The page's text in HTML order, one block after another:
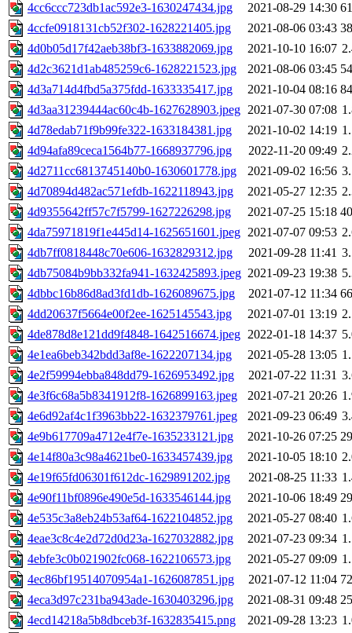
4cc6ccc723db1ac592e3-1630247434.jpg 2021-08-29 14:30
4ccfe0918131cb52f302-1628221405.jpg
2021-08-06 03:43
4d0b05d17f42aeb38bf3-1633882069.jpg
2021-10-10 16:07
4d2c3621d1ab485259c6-1628221523.jpg
2021-08-06 03:45
4d3a714d4fbd5a375fdd-1633335417.jpg
2021-10-04 08:16
4d3aa31239444ac60c4b-1627628903.jpeg 2021-07-30 07:08
4d78edab71f9b99fe322-1633184381.jpg
2021-10-02 14:19
4d94afa89ceca1564b77-1668937796.jpg
2022-11-20 09:49
4d2711cc6813745140b0-1630601778.jpg
2021-09-02 16:56
4d70894d482ac571efdb-1622118943.jpg
2021-05-27 12:35
4d9355642ff57c7f5799-1627226298.jpg
2021-07-25 15:18
4da75971819f1e445d14-1625651601.jpeg 2021-07-07 09:53
4db7ff0818448c70e606-1632829312.jpg
2021-09-28 11:41
4db75084b9bb332fa941-1632425893.jpeg 2021-09-23 19:38
4dbbc16b86d8ad3fd1db-1626089675.jpg
2021-07-12 11:34
4dd20637f5664e00f2ee-1625145543.jpg
2021-07-01 13:19
4de878d8e121dd9f4848-1642516674.jpeg 2022-01-18 14:37
4e1ea6beb342bdd3af8e-1622207134.jpg
2021-05-28 13:05
4e2f59994ebba848dd79-1626953492.jpg
2021-07-22 11:31
4e3f6c68a5b8341912f8-1626899163.jpeg
2021-07-21 20:26
4e6d92af4c1f3963bb22-1632379761.jpeg
2021-09-23 06:49
4e9b617709a4712e4f7e-1635233121.jpg
2021-10-26 07:25
4e14f80a3c98a4621be0-1633457439.jpg
2021-10-05 18:10
4e19f65fd06301f612dc-1629891202.jpg
2021-08-25 11:33
4e90f11bf0896e490e5d-1633546144.jpg
2021-10-06 18:49
4e535c3a8eb24b53af64-1622104852.jpg
2021-05-27 08:40
4eae3c8c4e2d72d0d23a-1627032882.jpg
2021-07-23 09:34
4ebfe3c0b021902fc068-1622106573.jpg
2021-05-27 09:09
4ec86bf19514070954a1-1626087851.jpg
2021-07-12 11:04
4eca3d97c231ba943ade-1630403296.jpg
2021-08-31 09:48
4ecd14218a5b8dbceb3f-1632835415.png
2021-09-28 13:23